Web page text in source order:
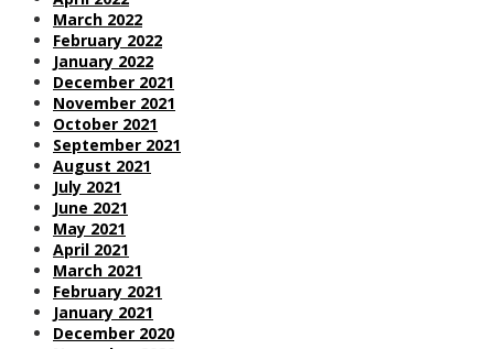
March 2022
February 2022
January 2022
December 2021
November 2021
October 2021
September 2021
August 2021
July 2021
June 2021
May 2021
April 2021
March 2021
February 2021
January 2021
December 2020